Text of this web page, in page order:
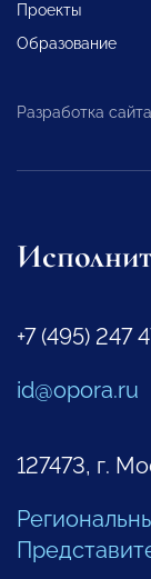
Проекты
Образование
Разработка
+7 (495) 247
id@opora.ru
127473, г.